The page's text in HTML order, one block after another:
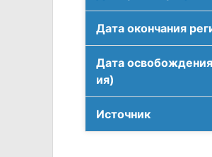
Дата окончания
Дата
ия)
Источник